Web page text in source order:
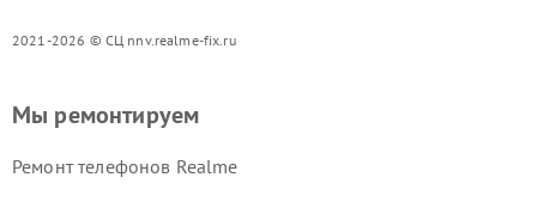
2021-2026 © СЦ nnv.realme-fix.ru
Мы ремонтируем
Ремонт телефонов Realme